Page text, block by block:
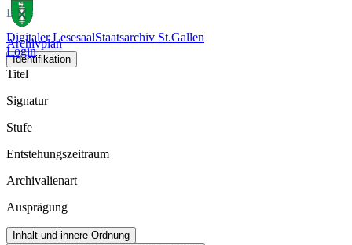
Digitaler LesesaalStaatsarchiv St.Gallen
Login
Buch
Archivplan
Identifikation
Titel
Signatur
Stufe
Entstehungszeitraum
Archivalienart
Ausprägung
Inhalt und innere Ordnung